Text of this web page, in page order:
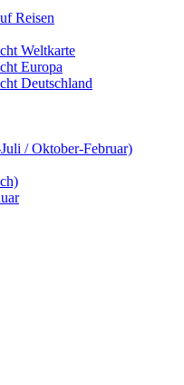
Reisen
Weltkarte
Europa
Deutschland
/ Oktober-Februar)